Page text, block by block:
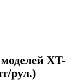
XT-
рул.)